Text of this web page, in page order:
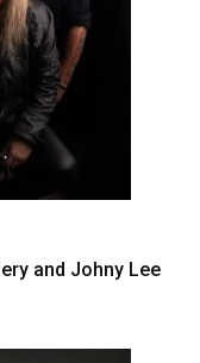
and Johny Lee